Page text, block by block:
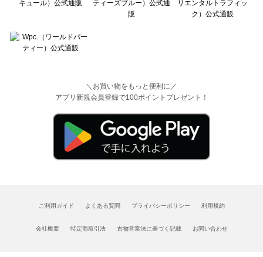
＼お買い物をもっと便利に／
アプリ新規会員登録で100ポイントプレゼント！
ご利用ガイド よくある質問 プライバシーポリシー 利用規約
会社概要 特定商取引法 古物営業法に基づく記載 お問い合わせ